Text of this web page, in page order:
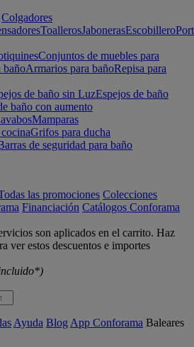
Colgadores
ToallerosJabonerasEscobillero
Conjuntos de muebles para
bañoArmarios para bañoRepisa para
de baño sin LuzEspejos de baño
baño con aumento
Mamparas
Grifos para ducha
de seguridad para baño
las promociones Colecciones
Financiación Catálogos Conforama
son aplicados en el carrito. Haz
ver estos descuentos e importes
Ayuda Blog App Conforama Baleares